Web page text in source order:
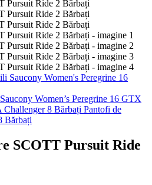
Women’s Peregrine 16 GTX
Pantofi de
Bărbați
SCOTT Pursuit Ride